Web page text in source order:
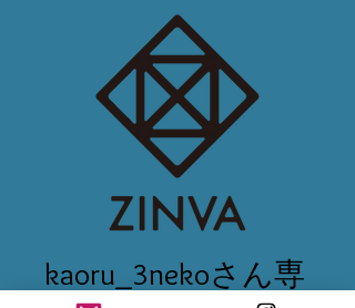
kaoru_3nekoさん専